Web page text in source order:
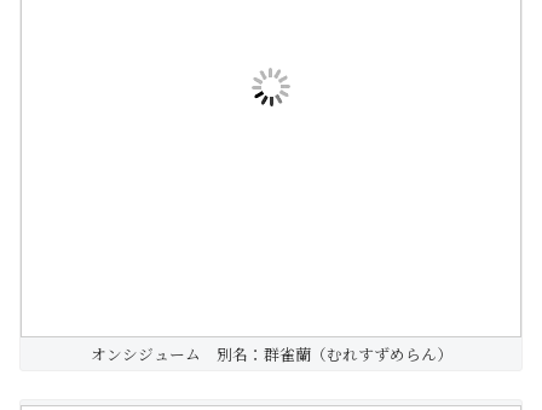
オンシジューム 別名：群雀蘭（むれすずめらん）